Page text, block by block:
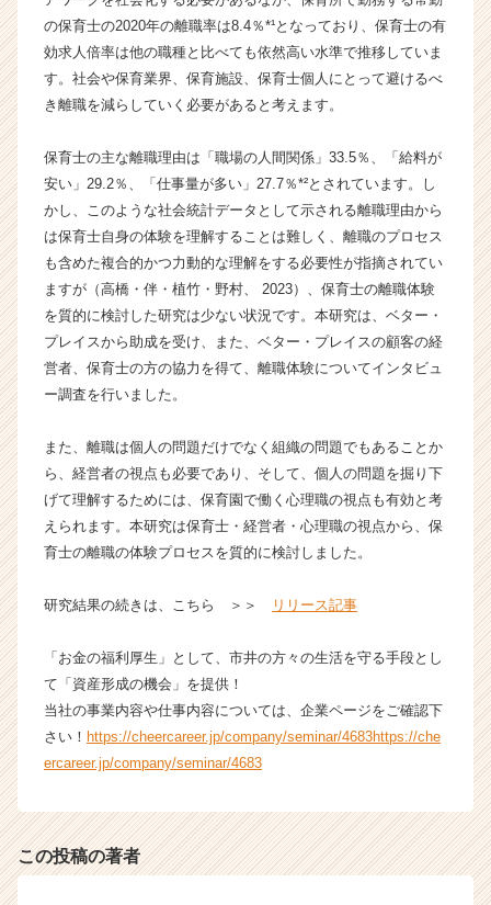
ー・
成
長
業
ら
ス
カ
ウ
ト
届
く
就
活
ト
ア
キ
ャ
リ
（C
e
C
a
r
の保育士の2020年の離職率は8.4％*¹となっており、保育士の有
効求人倍率は他の職種と比べても依然高い水準で推移していま
す。社会や保育業界、保育施設、保育士個人にとって避けるべ
き離職を減らしていく必要があると考えます。
保育士の主な離職理由は「職場の人間関係」33.5％、「給料が
安い」29.2％、「仕事量が多い」27.7％*²とされています。し
かし、このような社会統計データとして示される離職理由から
は保育士自身の体験を理解することは難しく、離職のプロセス
も含めた複合的かつ力動的な理解をする必要性が指摘されてい
ますが（高橋・伴・植竹・野村、 2023）、保育士の離職体験
を質的に検討した研究は少ない状況です。本研究は、ベター・
プレイスから助成を受け、また、ベター・プレイスの顧客の経
営者、保育士の方の協力を得て、離職体験についてインタビュ
ー調査を行いました。
また、離職は個人の問題だけでなく組織の問題でもあることか
ら、経営者の視点も必要であり、そして、個人の問題を掘り下
げて理解するためには、保育園で働く心理職の視点も有効と考
えられます。本研究は保育士・経営者・心理職の視点から、保
育士の離職の体験プロセスを質的に検討しました。
研究結果の続きは、こちら ＞＞ リリース記事
「お金の福利厚生」として、市井の方々の生活を守る手段とし
て「資産形成の機会」を提供！
当社の事業内容や仕事内容については、企業ページをご確認下
さい！ https://cheercareer.jp/company/seminar/4683https://che
ercareer.jp/company/seminar/4683
この投稿の著者